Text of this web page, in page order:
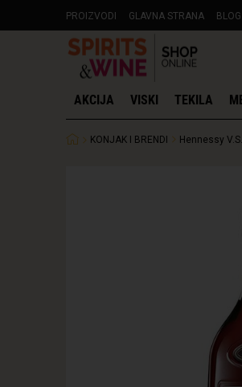
PROIZVODI GLAVNA STRANA BLOG
AKCIJA VISKI TEKILA
KONJAK I BRENDI Hennessy